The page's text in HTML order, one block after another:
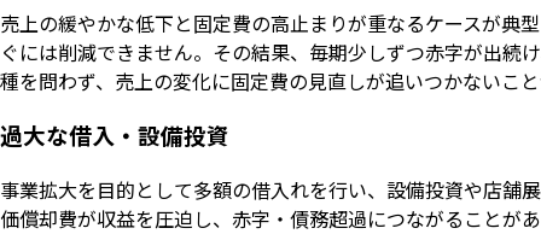
売上の緩やかな低下と固定費の高止まりが重なるケースが典
ぐには削減できません。その結果、毎期少しずつ赤字が出続
種を問わず、売上の変化に固定費の見直しが追いつかないこ
過大な借入・設備投資
事業拡大を目的として多額の借入れを行い、設備投資や店舗
価償却費が収益を圧迫し、赤字・債務超過につながることが